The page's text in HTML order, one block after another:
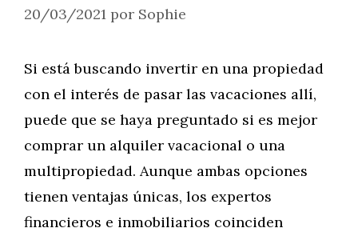
20/03/2021 por Sophie
Si está buscando invertir en una propiedad
con el interés de pasar las vacaciones allí,
puede que se haya preguntado si es mejor
comprar un alquiler vacacional o una
multipropiedad. Aunque ambas opciones
tienen ventajas únicas, los expertos
financieros e inmobiliarios coinciden